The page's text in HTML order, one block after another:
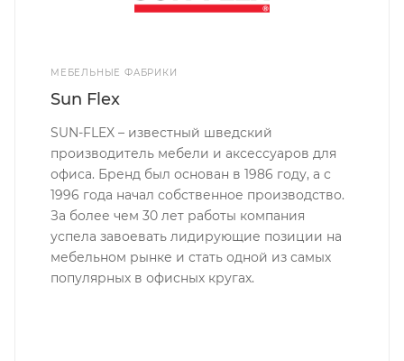
МЕБЕЛЬНЫЕ ФАБРИКИ
Sun Flex
SUN-FLEX – известный шведский
производитель мебели и аксессуаров для
офиса. Бренд был основан в 1986 году, а с
1996 года начал собственное производство.
За более чем 30 лет работы компания
успела завоевать лидирующие позиции на
мебельном рынке и стать одной из самых
популярных в офисных кругах.